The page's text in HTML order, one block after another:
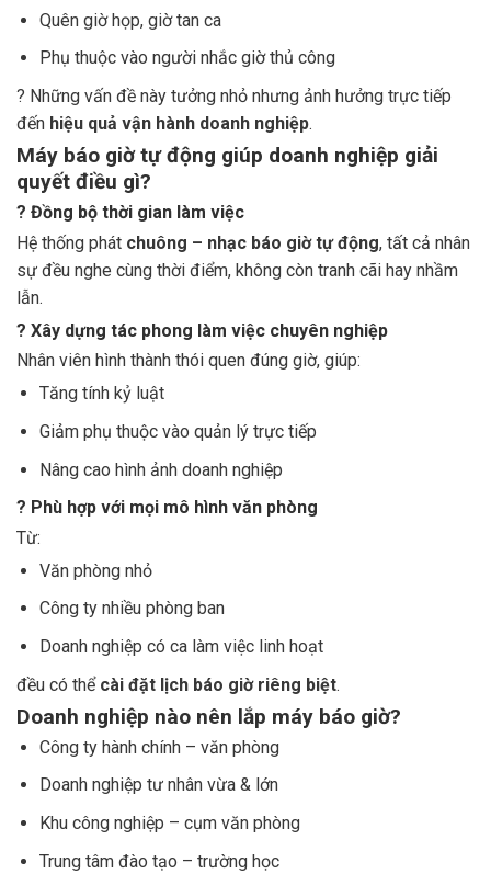
Quên giờ họp, giờ tan ca
Phụ thuộc vào người nhắc giờ thủ công
? Những vấn đề này tưởng nhỏ nhưng ảnh hưởng trực tiếp
đến hiệu quả vận hành doanh nghiệp.
Máy báo giờ tự động giúp doanh nghiệp giải
quyết điều gì?
? Đồng bộ thời gian làm việc
Hệ thống phát chuông – nhạc báo giờ tự động, tất cả nhân
sự đều nghe cùng thời điểm, không còn tranh cãi hay nhầm
lẫn.
? Xây dựng tác phong làm việc chuyên nghiệp
Nhân viên hình thành thói quen đúng giờ, giúp:
Tăng tính kỷ luật
Giảm phụ thuộc vào quản lý trực tiếp
Nâng cao hình ảnh doanh nghiệp
? Phù hợp với mọi mô hình văn phòng
Từ:
Văn phòng nhỏ
Công ty nhiều phòng ban
Doanh nghiệp có ca làm việc linh hoạt
đều có thể cài đặt lịch báo giờ riêng biệt.
Doanh nghiệp nào nên lắp máy báo giờ?
Công ty hành chính – văn phòng
Doanh nghiệp tư nhân vừa & lớn
Khu công nghiệp – cụm văn phòng
Trung tâm đào tạo – trường học